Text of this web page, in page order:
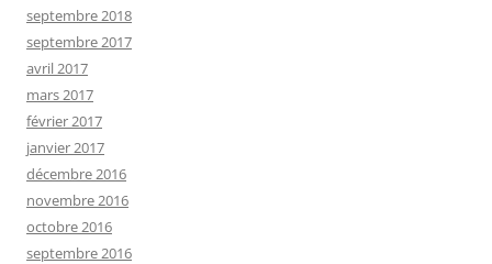
septembre 2018
septembre 2017
avril 2017
mars 2017
février 2017
janvier 2017
décembre 2016
novembre 2016
octobre 2016
septembre 2016